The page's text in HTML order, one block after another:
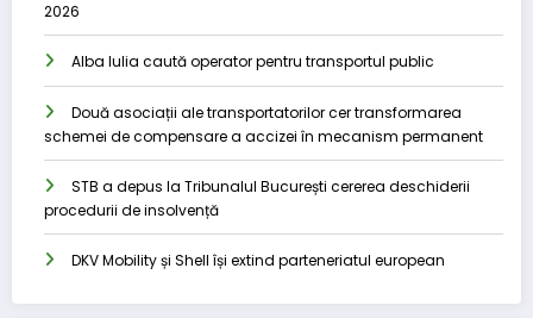
2026
Alba Iulia caută operator pentru transportul public
Două asociații ale transportatorilor cer transformarea
schemei de compensare a accizei în mecanism permanent
STB a depus la Tribunalul București cererea deschiderii
procedurii de insolvență
DKV Mobility și Shell își extind parteneriatul european